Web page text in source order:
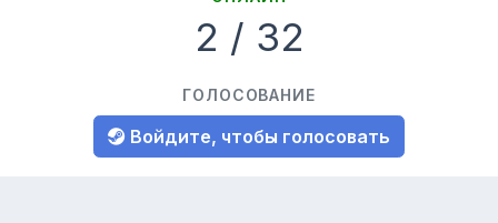
2 / 32
ГОЛОСОВАНИЕ
Войдите, чтобы голосовать